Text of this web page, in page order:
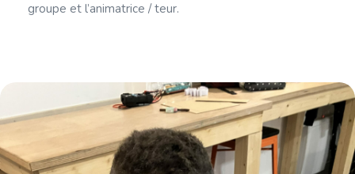
groupe et l’animatrice / teur.